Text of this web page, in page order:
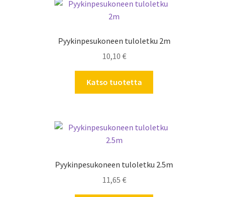
Pyykinpesukoneen tuloletku 2m
10,10 €
Katso tuotetta
Pyykinpesukoneen tuloletku 2.5m
11,65 €